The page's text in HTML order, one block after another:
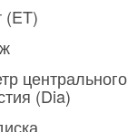
(ET)
центрального
(Dia)